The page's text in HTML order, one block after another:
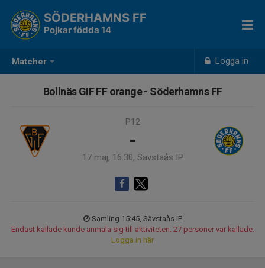
Matcher Logga in
SÖDERHAMNS FF
Pojkar födda 14
Bollnäs GIF FF orange - Söderhamns FF
P12
-
17 maj, 16:30, Sävstaås IP
Samling 15:45, Sävstaås IP
Endast kallade kunde anmäla sig till aktiviteten. 27 personer var kallade.
Logga in här